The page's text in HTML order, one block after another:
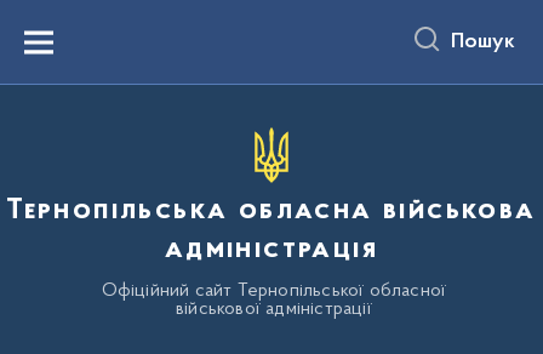
вмістуMenu Пошук
Тернопільська обласна військова
адміністрація
Офіційний сайт Тернопільської обласної
військової адміністрації